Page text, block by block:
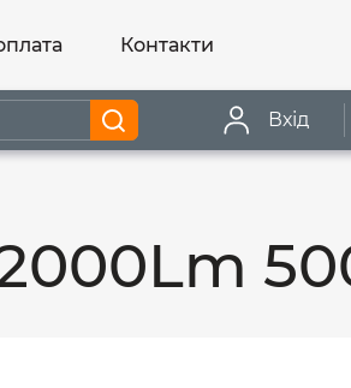
Контакти
Вхід